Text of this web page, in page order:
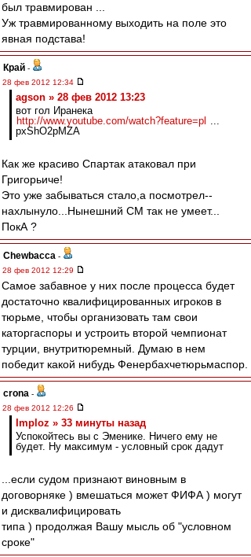
был травмирован ...
Уж травмированному выходить на поле это
явная подстава!
Край -
28 фев 2012 12:34
agson » 28 фев 2012 13:23
вот гол Иранека
http://www.youtube.com/watch?feature=pl ...
pxShO2pMZA
Как же красиво Спартак атаковал при
Григорьиче!
Это уже забываться стало,а посмотрел--
нахлынуло...Нынешний СМ так не умеет...
ПокА ?
Chewbacca -
28 фев 2012 12:29
Самое забавное у них после процесса будет
достаточно квалифицированных игроков в
тюрьме, чтобы организовать там свои
каторгаспоры и устроить второй чемпионат
турции, внутритюремный. Думаю в нем
победит какой нибудь Фенербахчетюрьмаспор.
crona -
28 фев 2012 12:26
Imploz » 33 минуты назад
Успокойтесь вы с Эменике. Ничего ему не
будет. Ну максимум - условный срок дадут
...если судом признают виновным в
договорняке ) вмешаться может ФИФА ) могут
и дисквалифицировать
типа ) продолжая Вашу мысль об "условном
сроке"